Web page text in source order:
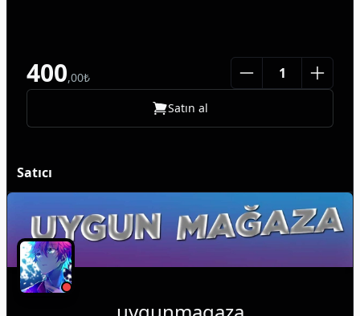
400,00₺
Satın al
Satıcı